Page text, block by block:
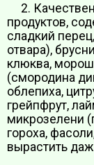
2.
продуктов,
сладкий
отвара),
клюква,
(смородина
облепиха,
грейпфрут,
микрозелени
гороха,
вырастить